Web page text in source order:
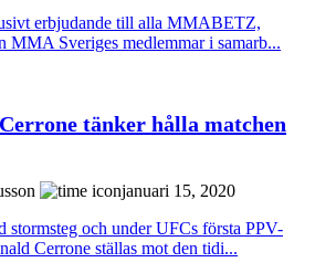
erbjudande till alla MMABETZ,
MMA Sveriges medlemmar i samarb...
tänker hålla matchen
januari 15, 2020
stormsteg och under UFCs första PPV-
Cerrone ställas mot den tidi...